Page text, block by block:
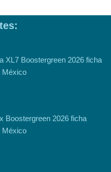
XL7 Boostergreen 2026 ficha
México
Boostergreen 2026 ficha
México